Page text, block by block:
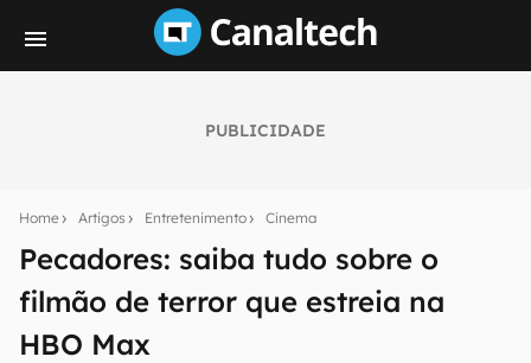
PUBLICIDADE
Home Artigos Entretenimento Cinema
Pecadores: saiba tudo sobre o
filmão de terror que estreia na
HBO Max
notícias e reviews sobre tecnologia em primeira
E-mail